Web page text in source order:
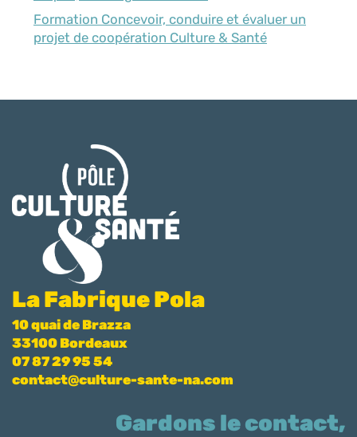
Formation Concevoir, conduire et évaluer un
projet de coopération Culture & Santé
La Fabrique Pola
10 quai de Brazza
33100 Bordeaux
07 87 29 95 54
contact@culture-sante-na.com
Gardons le contact,